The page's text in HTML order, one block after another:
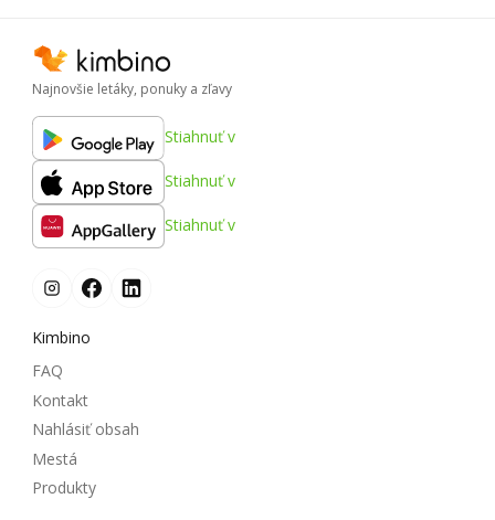
Najnovšie letáky, ponuky a zľavy
Stiahnuť v
Stiahnuť v
Stiahnuť v
Kimbino
FAQ
Kontakt
Nahlásiť obsah
Mestá
Produkty